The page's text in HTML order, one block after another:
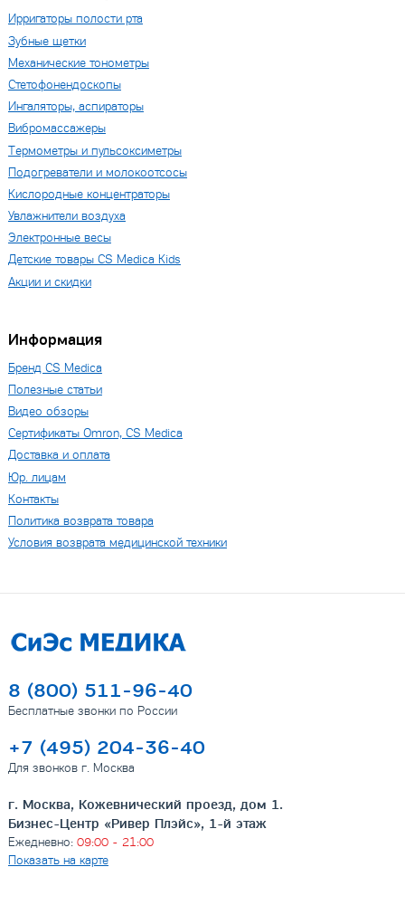
Ирригаторы полости рта
Зубные щетки
Механические тонометры
Стетофонендоскопы
Ингаляторы, аспираторы
Вибромассажеры
Термометры и пульсоксиметры
Подогреватели и молокоотсосы
Кислородные концентраторы
Увлажнители воздуха
Электронные весы
Детские товары CS Medica Kids
Акции и скидки
Информация
Бренд CS Medica
Полезные статьи
Видео обзоры
Сертификаты Omron, CS Medica
Доставка и оплата
Юр. лицам
Контакты
Политика возврата товара
Условия возврата медицинской техники
8 (800) 511-96-40
Бесплатные звонки по России
+7 (495) 204-36-40
Для звонков г. Москва
г. Москва, Кожевнический проезд, дом 1.
Бизнес-Центр «Ривер Плэйс», 1-й этаж
Ежедневно: 09:00 - 21:00
Показать на карте